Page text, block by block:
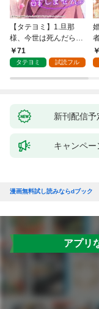
【タテヨミ】1.旦那
様、今世は死んだら許
しません
71
タテヨミ 試読フル
新刊配信予
キャンペー
漫画無料試し読みならdブック
アプリ